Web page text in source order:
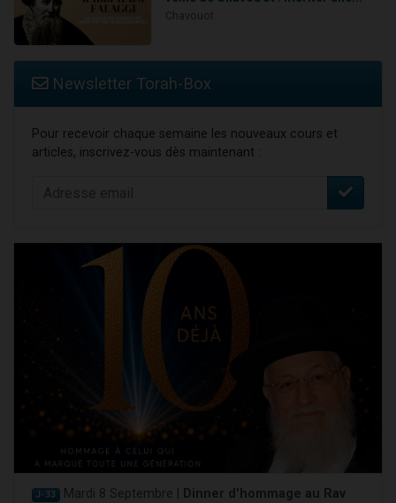
Newsletter Torah-Box
Pour recevoir chaque semaine les nouveaux cours et
articles, inscrivez-vous dès maintenant :
J-33 Mardi 8 Septembre |
Dinner d'hommage au Rav